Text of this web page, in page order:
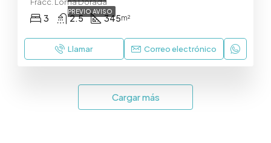
PREVIO AVISO
3 2.5 345m²
Llamar Correo electrónico
Cargar más